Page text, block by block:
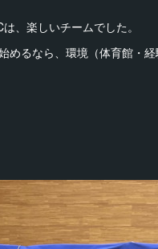
、楽しいチームでした。
めるなら、環境（体育館・